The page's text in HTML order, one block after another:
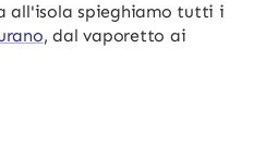
all'isola spieghiamo tutti i
, dal vaporetto ai